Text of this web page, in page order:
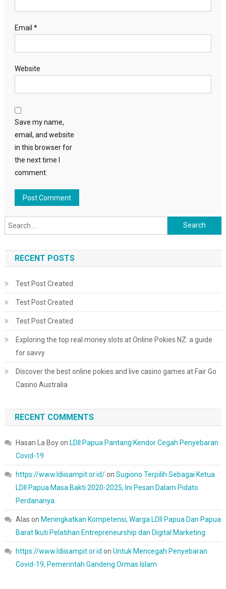
Email *
Website
Save my name,
email, and website
in this browser for
the next time I
comment.
Search for:
RECENT POSTS
Test Post Created
Test Post Created
Test Post Created
Exploring the top real money slots at Online Pokies NZ: a guide
for savvy
Discover the best online pokies and live casino games at Fair Go
Casino Australia
RECENT COMMENTS
Hasan La Boyon LDII Papua Pantang Kendor Cegah Penyebaran
Covid-19
https://www.ldiisampit.or.id/on Sugiono Terpilih Sebagai Ketua
LDII Papua Masa Bakti 2020-2025, Ini Pesan Dalam Pidato
Perdananya.
Alas on Meningkatkan Kompetensi, Warga LDII Papua Dan Papua
Barat Ikuti Pelatihan Entrepreneurship dan Digital Marketing
https://www.ldiisampit.or.id on Untuk Mencegah Penyebaran
Covid-19, Pemerintah Gandeng Ormas Islam